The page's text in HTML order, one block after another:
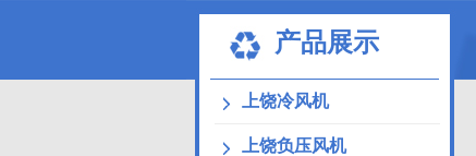
产品展示
上饶冷风机
上饶负压风机